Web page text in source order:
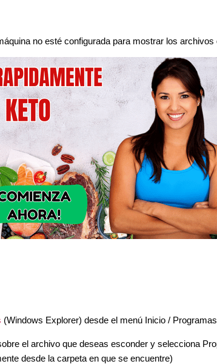
no esté configurada para mostrar los archivos
(Windows Explorer) desde el menú Inicio / Programas
el archivo que deseas esconder y selecciona
desde la carpeta en que se encuentre)